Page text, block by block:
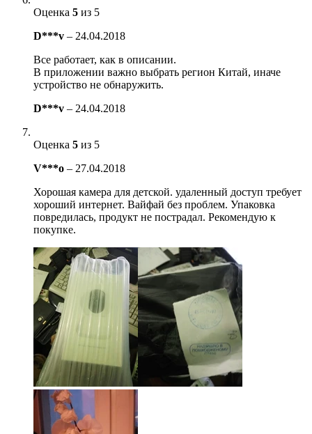
Оценка 5 из 5
D***v – 24.04.2018
Все работает, как в описании.
В приложении важно выбрать регион Китай, иначе
устройство не обнаружить.
D***v – 24.04.2018
Оценка 5 из 5
V***o – 27.04.2018
Хорошая камера для детской. удаленный доступ требует
хороший интернет. Вайфай без проблем. Упаковка
повредилась, продукт не пострадал. Рекомендую к
покупке.